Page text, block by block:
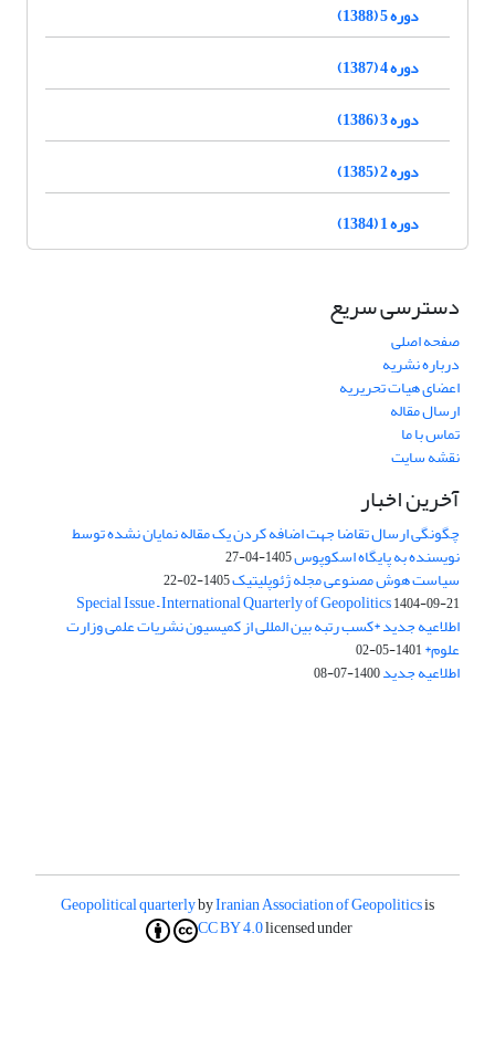
دوره 5 (1388)
دوره 4 (1387)
دوره 3 (1386)
دوره 2 (1385)
دوره 1 (1384)
دسترسی سریع
صفحه اصلی
درباره نشریه
اعضای هیات تحریریه
ارسال مقاله
تماس با ما
نقشه سایت
آخرین اخبار
چگونگی ارسال تقاضا جهت اضافه کردن یک مقاله نمایان نشده توسط
نویسنده به پایگاه اسکوپوس1405-04-27
سیاست هوش مصنوعی مجله ژئوپلیتیک1405-02-22
Special Issue – International Quarterly of Geopolitics1404-09-21
اطلاعیه جدید *کسب رتبه بین المللی از کمیسیون نشریات علمی وزارت
علوم*1401-05-02
اطلاعیه جدید1400-07-08
Geopolitical quarterlybyIranian Association of Geopoliticsis
licensed under
CC BY 4.0